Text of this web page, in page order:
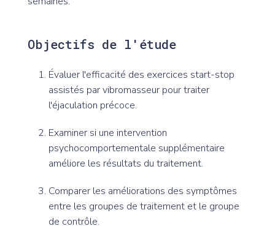
Objectifs de l'étude
Évaluer l'efficacité des exercices start-stop
assistés par vibromasseur pour traiter
l'éjaculation précoce.
Examiner si une intervention
psychocomportementale supplémentaire
améliore les résultats du traitement.
Comparer les améliorations des symptômes
entre les groupes de traitement et le groupe
de contrôle.